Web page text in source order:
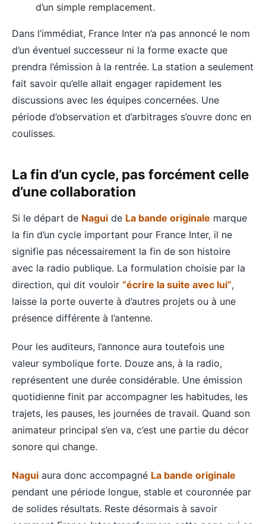
d’un simple remplacement.
Dans l’immédiat, France Inter n’a pas annoncé le nom
d’un éventuel successeur ni la forme exacte que
prendra l’émission à la rentrée. La station a seulement
fait savoir qu’elle allait engager rapidement les
discussions avec les équipes concernées. Une
période d’observation et d’arbitrages s’ouvre donc en
coulisses.
La fin d’un cycle, pas forcément celle
d’une collaboration
Si le départ de Nagui de La bande originale marque
la fin d’un cycle important pour France Inter, il ne
signifie pas nécessairement la fin de son histoire
avec la radio publique. La formulation choisie par la
direction, qui dit vouloir “écrire la suite avec lui”,
laisse la porte ouverte à d’autres projets ou à une
présence différente à l’antenne.
Pour les auditeurs, l’annonce aura toutefois une
valeur symbolique forte. Douze ans, à la radio,
représentent une durée considérable. Une émission
quotidienne finit par accompagner les habitudes, les
trajets, les pauses, les journées de travail. Quand son
animateur principal s’en va, c’est une partie du décor
sonore qui change.
Nagui aura donc accompagné La bande originale
pendant une période longue, stable et couronnée par
de solides résultats. Reste désormais à savoir